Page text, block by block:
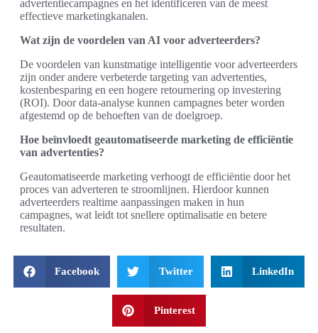
advertentiecampagnes en het identificeren van de meest
effectieve marketingkanalen.
Wat zijn de voordelen van AI voor adverteerders?
De voordelen van kunstmatige intelligentie voor adverteerders
zijn onder andere verbeterde targeting van advertenties,
kostenbesparing en een hogere retournering op investering
(ROI). Door data-analyse kunnen campagnes beter worden
afgestemd op de behoeften van de doelgroep.
Hoe beïnvloedt geautomatiseerde marketing de efficiëntie
van advertenties?
Geautomatiseerde marketing verhoogt de efficiëntie door het
proces van adverteren te stroomlijnen. Hierdoor kunnen
adverteerders realtime aanpassingen maken in hun
campagnes, wat leidt tot snellere optimalisatie en betere
resultaten.
Facebook Twitter LinkedIn
Pinterest